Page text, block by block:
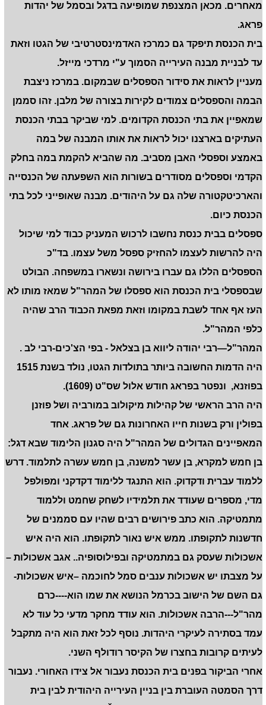
מאחרים. מכאן המצנפת שמופיעה בדגל ובסמל של יהדות
פראג.
בית הכנסת תיפקד גם כמרכז האדמינסטרטיבי של הגטו וזאת
עד לבניית מבנה העירייה הסמוך ע"י מרדכי מייזל.
מעניין לראות את סידור הספסלים שבמקום. במרכז ניצבת
הבמה והספסלים צמודים לקירות בצורה של מלבן. זהו סממן
שמאפיין את בתי הכנסת הקדומים. למי שביקר בבתי הכנסת
העתיקים בארצנו יכול לראות את אותו המבנה של במה
באמצע וספסלי האבן מסביב. מה שהביא להקמת במה בחלק
הקדמי וספסלים מסודרים בשורות הוא השפעתה של הכנסייה
והארכיטקטורה שלה גם על היהודים. מבנה שאופייני לכל בתי
הכנסת כיום.
ספסלים בבית כנסת נחשבו לרכוש המעניק כבוד למי שיכול
היה להרשות לעצמו להחזיק ספסל משל עצמו. בד"כ
הספסלים הללו גם עברו בירושה ונשארו במשפחה. הבולט
שבספסלי בית הכנסת הוא ספסלו של המהר"ל שמאז מותו לא
העז אף אחד לשבת במקומו וזאת מפאת הכבוד הרב שהיה
כלפי המהר"ל.
המהר"ל—רבי יהודה ליווא בן בצלאל - בפי הצ'כים-רבי לב .
היה הדמות החשובה ביותר בתולדות הגטו, נולד בשנת 1515
בפוזנא, ונפטר בפראג חודש אלול שס"ט (1609).
היה הרב הראשי של קהילות מיקולוב במורביה ושל פוזנן
בפולין ורק בשנות חייו האחרונות גם של פראג. אחד
המאפיינים הגדולים של המהר"ל היה סגנון הלימוד שבא דגל:
בן חמש למקרא, בן עשר למשנה, בן חמש עשרה לתלמוד. דרש
ללמוד עברית ודקדוק. הוא התנגד ללימוד דקדקני ומפולפל
מדי, מספרים שעודד את תלמידיו לשחק שחמט וללמוד
מתמטיקה. הוא כתב פירושים רבים שהיו עם סממנים של
חדשנות לתקופתו. ממש איש נאור לתקופתו. הוא היה איש
אשכולות שעסק גם במתמטיקה ובפילוסופיה.. אגב אשכולות –
על מצבתו יש אשכולות ענבים סמל לחוכמה –איש אשכולות-
גם השם של הישוב בכרמל הנושא את שמו הוא----כרם
מהר"ל---הרבה אשכולות. הוא עודד מחקר מדעי כל עוד לא
עמד בסתירה לעיקרי היהדות. נוסף לכל זאת הוא היה מתקבל
לעיתים קרובות בחצרו של הקיסר רודולף השני.
אחרי הביקור בפנים בית הכנסת נעבור אל צידו האחורי. נעבור
דרך הסמטה העוברת בין בניין העירייה היהודית לבין בית